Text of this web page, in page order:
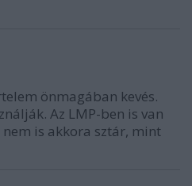
önmagában kevés.
Az LMP-ben is van
nem is akkora sztár, mint